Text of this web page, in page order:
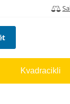
Kvadracikli